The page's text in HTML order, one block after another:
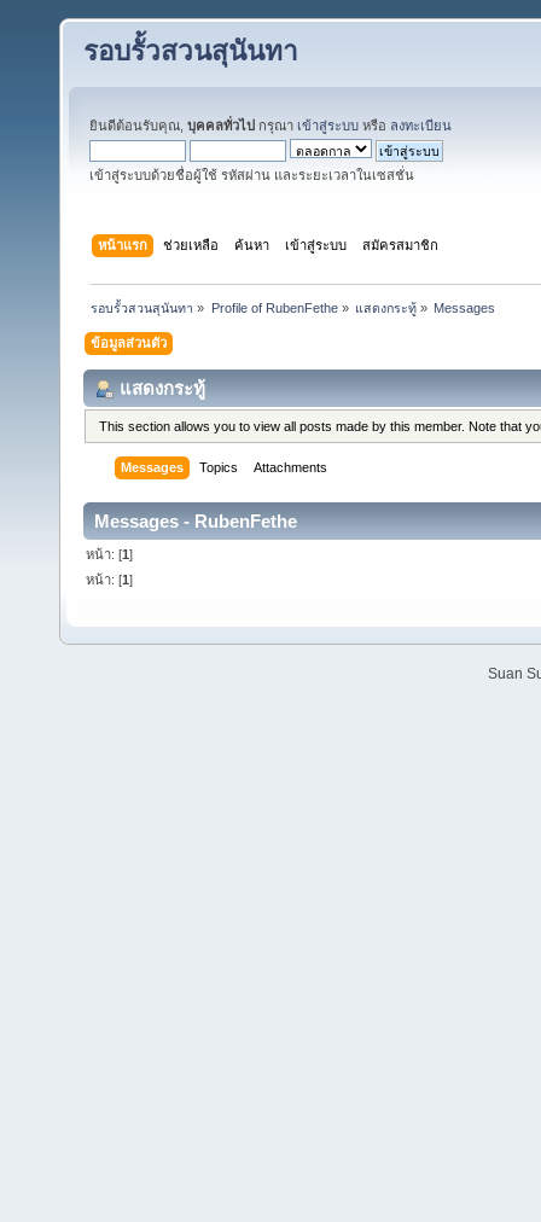
รอบรั้วสวนสุนันทา
ยินดีต้อนรับคุณ, บุคคลทั่วไป กรุณา เข้าสู่ระบบ หรือ ลงทะเบียน
เข้าสู่ระบบด้วยชื่อผู้ใช้ รหัสผ่าน และระยะเวลาในเซสชั่น
หน้าแรก ช่วยเหลือ ค้นหา เข้าสู่ระบบ สมัครสมาชิก
รอบรั้วสวนสุนันทา » Profile of RubenFethe» แสดงกระทู้» Messages
ข้อมูลส่วนตัว
แสดงกระทู้
This section allows you to view all posts made by this member. Note that
Messages Topics Attachments
Messages - RubenFethe
หน้า: [1]
หน้า: [1]
Suan